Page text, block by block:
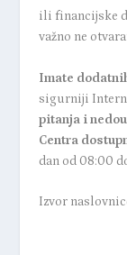
ili financijske
važno ne
Imate
sigurniji
pitanja i
Centra
dan od 08:00
Izvor